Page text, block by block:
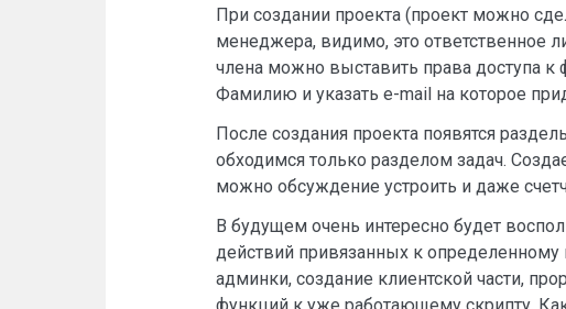
При создании проекта (проект можно
менеджера, видимо, это ответственное
члена можно выставить права доступа к
Фамилию и указать e-mail на которое
После создания проекта появятся
обходимся только разделом задач.
можно обсуждение устроить и даже
В будущем очень интересно будет
действий привязанных к
админки, создание клиентской части,